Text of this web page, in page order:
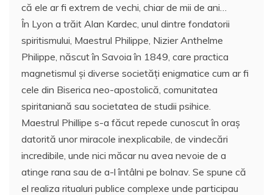
că ele ar fi extrem de vechi, chiar de mii de ani…
În Lyon a trăit Alan Kardec, unul dintre fondatorii
spiritismului, Maestrul Philippe, Nizier Anthelme
Philippe, născut în Savoia în 1849, care practica
magnetismul și diverse societăţi enigmatice cum ar fi
cele din Biserica neo-apostolică, comunitatea
spiritaniană sau societatea de studii psihice.
Maestrul Phillipe s-a făcut repede cunoscut în oraş
datorită unor miracole inexplicabile, de vindecări
incredibile, unde nici măcar nu avea nevoie de a
atinge rana sau de a-l întâlni pe bolnav. Se spune că
el realiza ritualuri publice complexe unde participau